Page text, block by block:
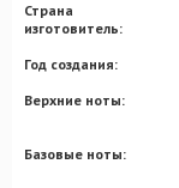
Страна
изготовитель:
Год создания:
Верхние ноты:
Базовые ноты: